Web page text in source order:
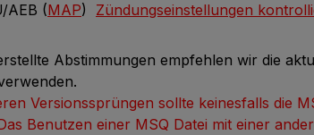
AEB (MAP) Zündungseinstellungen
Abstimmungen empfehlen wir die
Versionssprüngen sollte keinesfalls die
Benutzen einer MSQ Datei mit einer